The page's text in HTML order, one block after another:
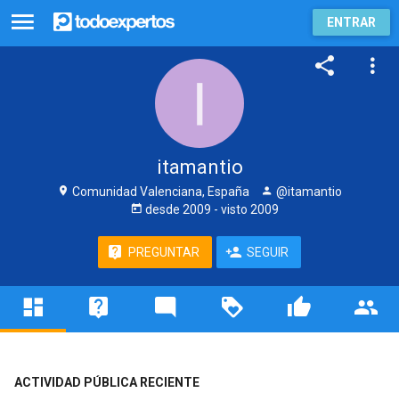
ENTRAR
itamantio
Comunidad Valenciana, España
@itamantio
desde 2009 - visto 2009
PREGUNTAR SEGUIR
ACTIVIDAD PÚBLICA RECIENTE